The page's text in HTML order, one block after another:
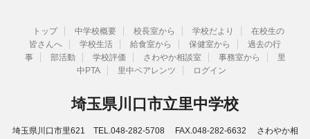
トップ 中学校概要 校長室から 学校だより
在校生の
皆さんへ
学校生活 給食室から 保健室から
過去の行
事
部活動 学校評価 さわやか相談室 事務室から
里
中PTA
里中ペアレンツ ログイン
埼玉県川口市立里中学校
埼玉県川口市里621 TEL.048-282-5708 FAX.048-282-6632 さわやか相